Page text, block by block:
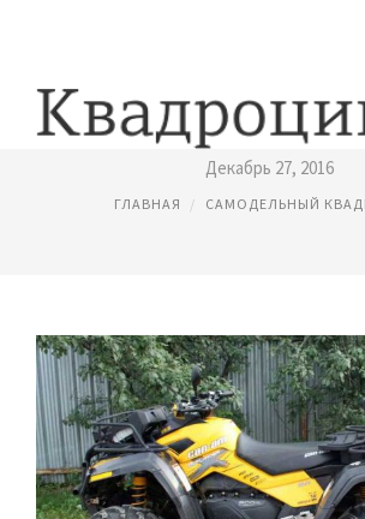
КОФР ДЛЯ
Декабрь 27, 2016
ГЛАВНАЯ САМОДЕЛЬНЫЙ